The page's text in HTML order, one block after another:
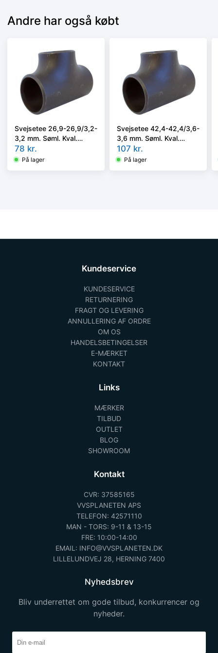
Andre har også købt
Svejsetee 26,9-26,9/3,2-
3,2 mm. Søml. Kval.
P235GH, EN 10253-2/rk4
type A
78 kr.
På lager
Svejsetee 42,4-42,4/3,6-
3,6 mm. Søml. Kval.
P235GH, EN 10253-
2/rk3 type A
107 kr.
På lager
Kundeservice
KUNDESERVICE
RETURNERING
FRAGT OG LEVERING
ANNULLERING AF ORDRE
OM OS
HANDELSBETINGELSER
E-MÆRKET
KONTAKT
Links
MÆRKER
TILBUD
OUTLET
BLOG
SHOWROOM
Kontakt
CVR: 37585165
VVSPLANETEN APS
TELEFON: 42571110
MAN - TORS: 9-11 & 13-15
FRE: 10:00-14:00
EMAIL: INFO@VVSPLANETEN.DK
LILLELUNDVEJ 28, HERNING 7400
Nyhedsbrev
Bliv underrettet om gode tilbud, konkurrencer og
nyheder.